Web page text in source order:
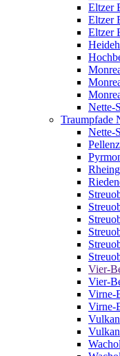
Eltzer
Eltzer
Eltzer
Nette-
Traumpfade
Nette-
Vier-
Vier-
Virne-
Virne-